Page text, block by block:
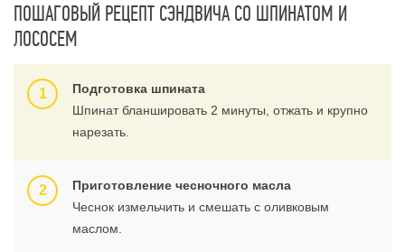
ПОШАГОВЫЙ РЕЦЕПТ СЭНДВИЧА СО ШПИНАТОМ И
ЛОСОСЕМ
Подготовка шпината
Шпинат бланшировать 2 минуты, отжать и крупно
нарезать.
Приготовление чесночного масла
Чеснок измельчить и смешать с оливковым
маслом.